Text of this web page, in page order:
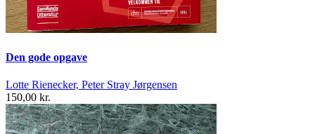
Den gode opgave
Lotte Rienecker, Peter Stray Jørgensen
150,00 kr.